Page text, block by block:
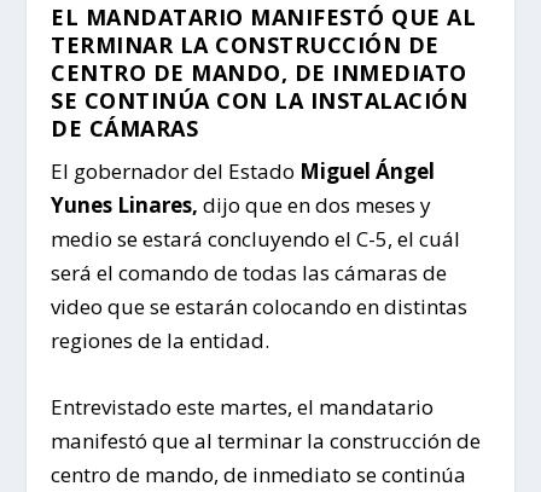
EL MANDATARIO MANIFESTÓ QUE AL
TERMINAR LA CONSTRUCCIÓN DE
CENTRO DE MANDO, DE INMEDIATO
SE CONTINÚA CON LA INSTALACIÓN
DE CÁMARAS
El gobernador del Estado Miguel Ángel
Yunes Linares, dijo que en dos meses y
medio se estará concluyendo el C-5, el cuál
será el comando de todas las cámaras de
video que se estarán colocando en distintas
regiones de la entidad.
Entrevistado este martes, el mandatario
manifestó que al terminar la construcción de
centro de mando, de inmediato se continúa